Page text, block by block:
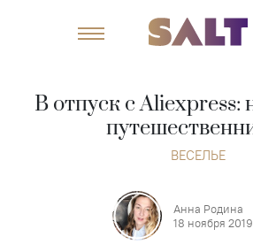
В отпуск с Aliexpress:
ВЕСЕЛЬЕ
Анна Родина
18 ноября